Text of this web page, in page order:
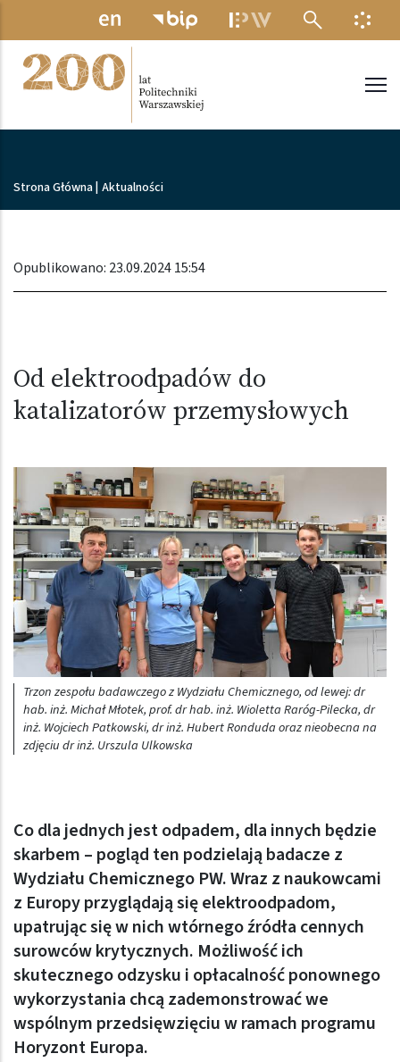
Przejdź do treści
MENU
Ścieżka nawigacyjna
Strona Główna Aktualności
Opublikowano: 23.09.2024 15:54
Od elektroodpadów do
katalizatorów przemysłowych
Trzon zespołu badawczego z Wydziału Chemicznego, od lewej: dr
hab. inż. Michał Młotek, prof. dr hab. inż. Wioletta Raróg-Pilecka, dr
inż. Wojciech Patkowski, dr inż. Hubert Ronduda oraz nieobecna na
zdjęciu dr inż. Urszula Ulkowska
Co dla jednych jest odpadem, dla innych będzie
skarbem – pogląd ten podzielają badacze z
Wydziału Chemicznego PW. Wraz z naukowcami
z Europy przyglądają się elektroodpadom,
upatrując się w nich wtórnego źródła cennych
surowców krytycznych. Możliwość ich
skutecznego odzysku i opłacalność ponownego
wykorzystania chcą zademonstrować we
wspólnym przedsięwzięciu w ramach programu
Horyzont Europa.